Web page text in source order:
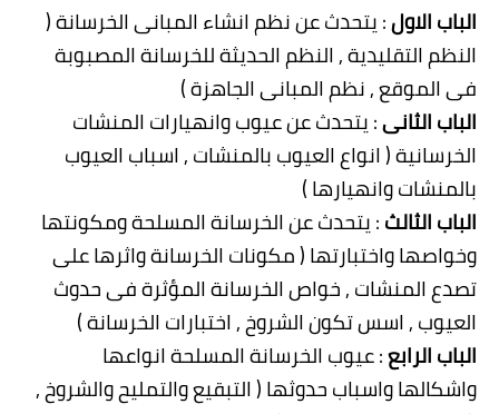
الباب الاول: يتحدث عن نظم انشاء المبانى الخرسانة (
النظم التقليدية , النظم الحديثة للخرسانة المصبوبة
فى الموقع , نظم المبانى الجاهزة )
الباب الثانى: يتحدث عن عيوب وانهيارات المنشات
الخرسانية ( انواع العيوب بالمنشات , اسباب العيوب
بالمنشات وانهيارها )
الباب الثالث: يتحدث عن الخرسانة المسلحة ومكونتها
وخواصها واختبارتها ( مكونات الخرسانة واثرها على
تصدع المنشات , خواص الخرسانة المؤثرة فى حدوث
العيوب , اسس تكون الشروخ , اختبارات الخرسانة )
الباب الرابع: عيوب الخرسانة المسلحة انواعها
واشكالها واسباب حدوثها ( التبقيع والتمليح والشروخ ,